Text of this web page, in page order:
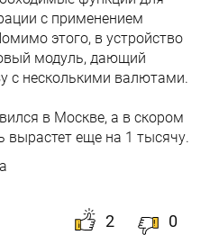
с применением
этого, в устройство
модуль, дающий
с несколькими валютами.
в Москве, а в скором
вырастет еще на 1 тысячу.
2 0